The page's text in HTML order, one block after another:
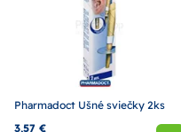
Pharmadoct Ušné sviečky 2ks
3,57 €